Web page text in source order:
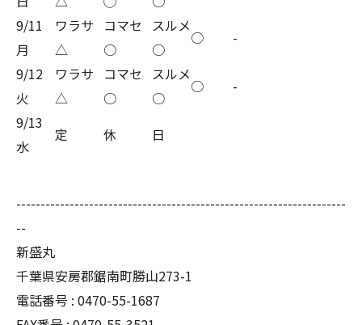
9/11
月
ワラサ
△
コマセ
○
スルメ
○
○
-
9/12
火
ワラサ
△
コマセ
○
スルメ
○
○
-
9/13
水
定 休 日
--------------------------------------------------------------------
--
新盛丸
千葉県安房郡鋸南町勝山273-1
電話番号 : 0470-55-1687